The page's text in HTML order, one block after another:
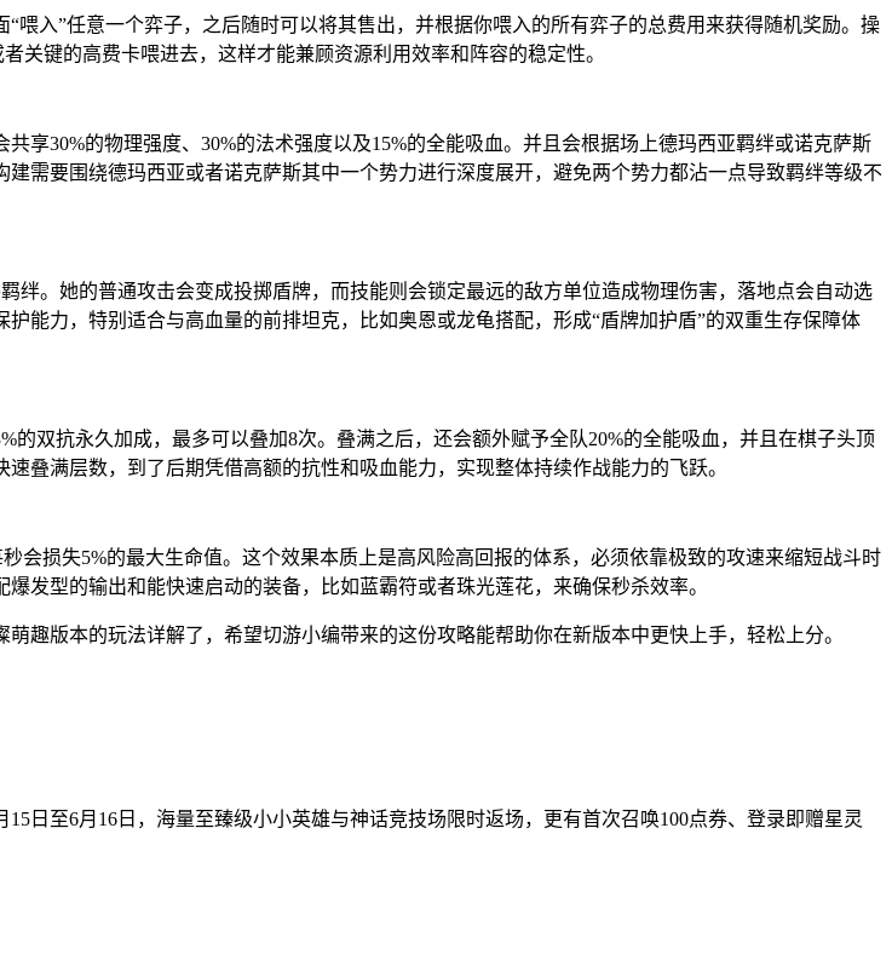
入”任意一个弈子，之后随时可以将其售出，并根据你喂入的所有弈子的总费用来获得随机奖励。操
关键的高费卡喂进去，这样才能兼顾资源利用效率和阵容的稳定性。
享30%的物理强度、30%的法术强度以及15%的全能吸血。并且会根据场上德玛西亚羁绊或诺克萨斯
需要围绕德玛西亚或者诺克萨斯其中一个势力进行深度展开，避免两个势力都沾一点导致羁绊等级不
。她的普通攻击会变成投掷盾牌，而技能则会锁定最远的敌方单位造成物理伤害，落地点会自动选
能力，特别适合与高血量的前排坦克，比如奥恩或龙龟搭配，形成“盾牌加护盾”的双重生存保障体
双抗永久加成，最多可以叠加8次。叠满之后，还会额外赋予全队20%的全能吸血，并且在棋子头顶
叠满层数，到了后期凭借高额的抗性和吸血能力，实现整体持续作战能力的飞跃。
会损失5%的最大生命值。这个效果本质上是高风险高回报的体系，必须依靠极致的攻速来缩短战斗时
发型的输出和能快速启动的装备，比如蓝霸符或者珠光莲花，来确保秒杀效率。
趣版本的玩法详解了，希望切游小编带来的这份攻略能帮助你在新版本中更快上手，轻松上分。
日至6月16日，海量至臻级小小英雄与神话竞技场限时返场，更有首次召唤100点券、登录即赠星灵